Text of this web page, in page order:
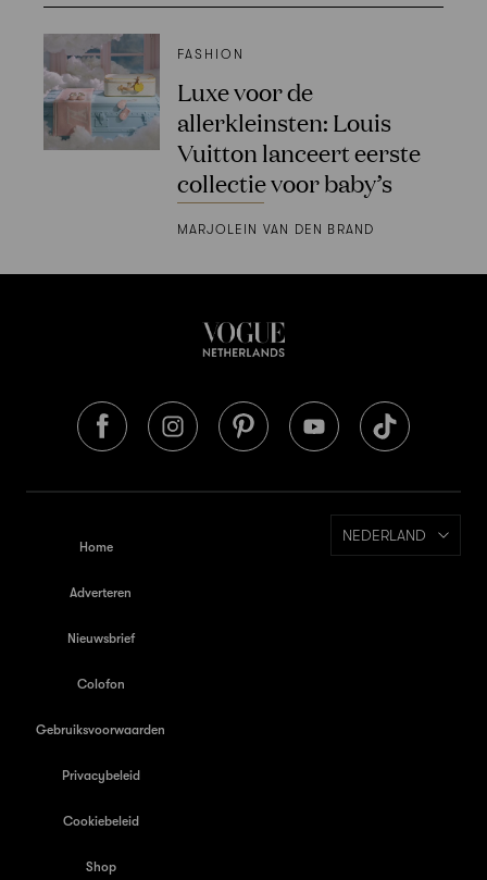
FASHION
Luxe voor de
allerkleinsten: Louis
Vuitton lanceert eerste
collectie voor baby’s
MARJOLEIN VAN DEN BRAND
Home
Adverteren
Nieuwsbrief
Colofon
Gebruiksvoorwaarden
Privacybeleid
Cookiebeleid
Shop
NEDERLAND